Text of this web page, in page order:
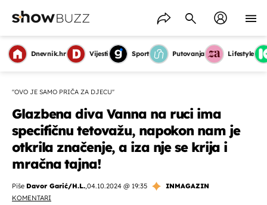
Dnevnik.hr Vijesti Sport Putovanja Lifestyle
''OVO JE SAMO PRIČA ZA DJECU''
Glazbena diva Vanna na ruci ima
specifičnu tetovažu, napokon nam je
otkrila značenje, a iza nje se krija i
mračna tajna!
Piše Davor Garić/H.L.,04.10.2024 @ 19:35
INMAGAZIN
KOMENTARI